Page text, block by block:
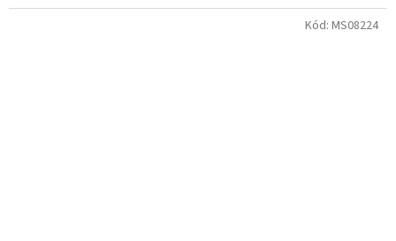
Kód: MS08224